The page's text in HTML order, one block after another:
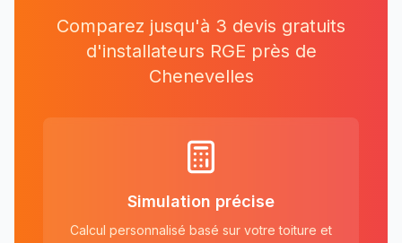
Comparez jusqu'à 3 devis gratuits
d'installateurs RGE près de
Chenevelles
Simulation précise
Calcul personnalisé basé sur votre toiture et